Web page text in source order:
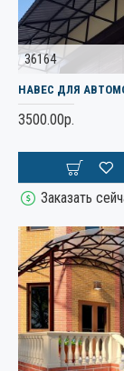
36164
НАВЕС ДЛЯ
3500.00р.
Заказать